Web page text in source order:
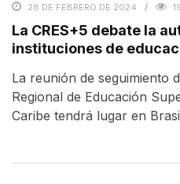
28 DE FEBRERO DE 2024
La CRES+5 debate la
instituciones de
La reunión de seguimiento
Regional de Educación
Caribe tendrá lugar en